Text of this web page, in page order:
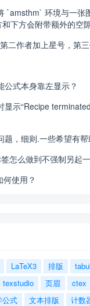
`amsthm` 环境与一张
下方会附带额外的空
二作者加上星号，第
公式本身靠左显示？
显示“Recipe
题，细则.一些希望有
怎么做到不强制另起
使用？
LaTeX3 排版
texstudio 页眉 ctex
公式 文本排版 计数